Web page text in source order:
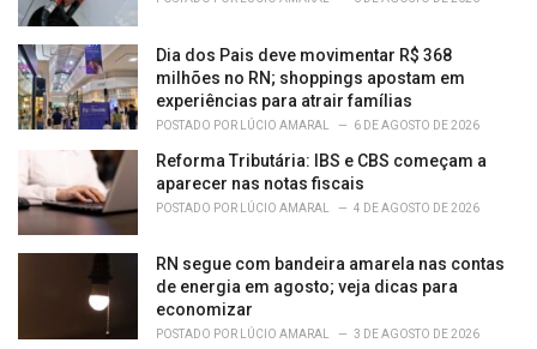
Dia dos Pais deve movimentar R$ 368
milhões no RN; shoppings apostam em
experiências para atrair famílias
POSTADO POR LÚCIO AMARAL 6 DE AGOSTO DE 2026
Reforma Tributária: IBS e CBS começam a
aparecer nas notas fiscais
POSTADO POR LÚCIO AMARAL 4 DE AGOSTO DE 2026
RN segue com bandeira amarela nas contas
de energia em agosto; veja dicas para
economizar
POSTADO POR LÚCIO AMARAL 3 DE AGOSTO DE 2026